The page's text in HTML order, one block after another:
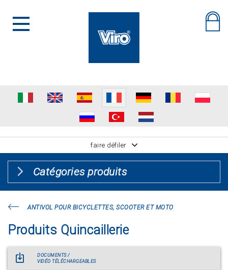
faire défiler
Catégories produits
ANTIVOL POUR BICYCLETTES, SCOOTER ET MOTO
Produits Quincaillerie
DOCUMENTS /
VIDÉO TÉLÉCHARGEABLES